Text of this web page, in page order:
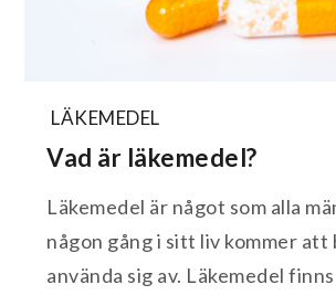
LÄKEMEDEL
Vad är läkemedel?
Läkemedel är något som alla
någon gång i sitt liv kommer att
använda sig av. Läkemedel